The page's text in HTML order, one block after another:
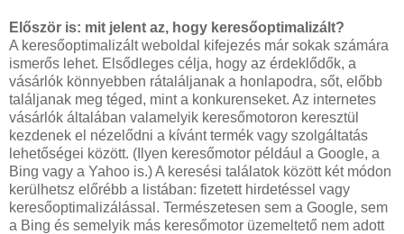
Először is: mit jelent az, hogy keresőoptimalizált?
A keresőoptimalizált weboldal kifejezés már sokak számára
ismerős lehet. Elsődleges célja, hogy az érdeklődők, a
vásárlók könnyebben rátaláljanak a honlapodra, sőt, előbb
találjanak meg téged, mint a konkurenseket. Az internetes
vásárlók általában valamelyik keresőmotoron keresztül
kezdenek el nézelődni a kívánt termék vagy szolgáltatás
lehetőségei között. (Ilyen keresőmotor például a Google, a
Bing vagy a Yahoo is.) A keresési találatok között két módon
kerülhetsz előrébb a listában: fizetett hirdetéssel vagy
keresőoptimalizálással. Természetesen sem a Google, sem
a Bing és semelyik más keresőmotor üzemeltető nem adott